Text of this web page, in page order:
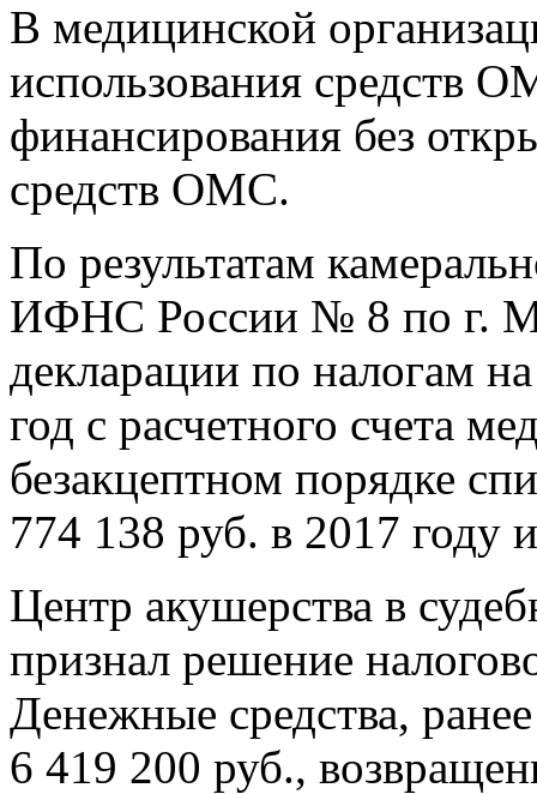
В медицинской
использования средств
финансирования без
средств ОМС.
По результатам
ИФНС России № 8 по г.
декларации по налогам
год с расчетного счета
безакцептном порядке
774 138 руб. в 2017 году
Центр акушерства в
признал решение
Денежные средства,
6 419 200 руб.,